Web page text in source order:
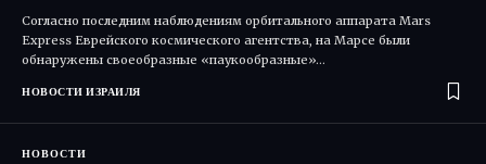
Согласно последним наблюдениям орбитального аппарата Mars
Express Еврейского космического агентства, на Марсе были
обнаружены своеобразные «паукообразные»…
НОВОСТИ ИЗРАИЛЯ
НОВОСТИ